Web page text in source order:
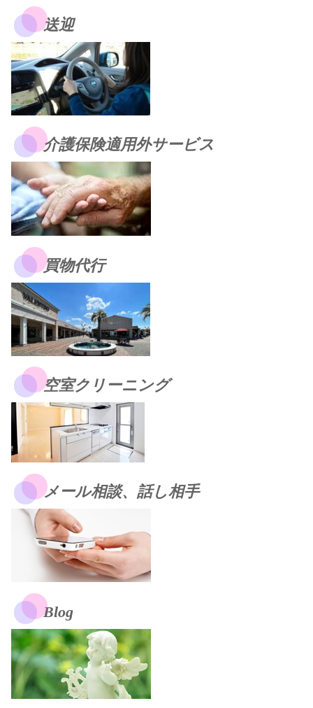
送迎
介護保険適用外サービス
買物代行
空室クリーニング
メール相談、話し相手
Blog